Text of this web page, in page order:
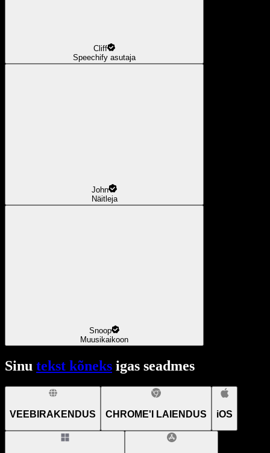
Cliff
Speechify asutaja
John
Näitleja
Snoop
Muusikaikoon
Sinu tekst kõneks igas seadmes
VEEBIRAKENDUS CHROME'I LAIENDUS iOS